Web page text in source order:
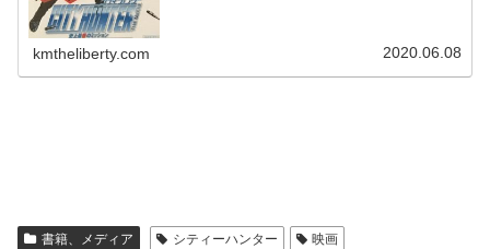
kmtheliberty.com 2020.06.08
書籍、メディア シティーハンター 映画